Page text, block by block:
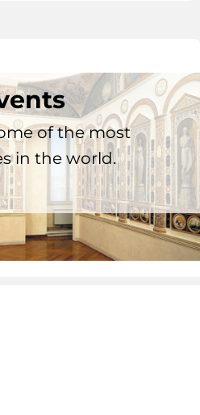
of the most
in the world.